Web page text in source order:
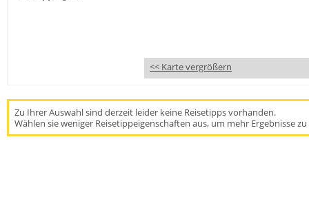
<< Karte vergrößern
Zu Ihrer Auswahl sind derzeit leider keine Reisetipps vorhanden.
Wählen sie weniger Reisetippeigenschaften aus, um mehr Ergebnisse